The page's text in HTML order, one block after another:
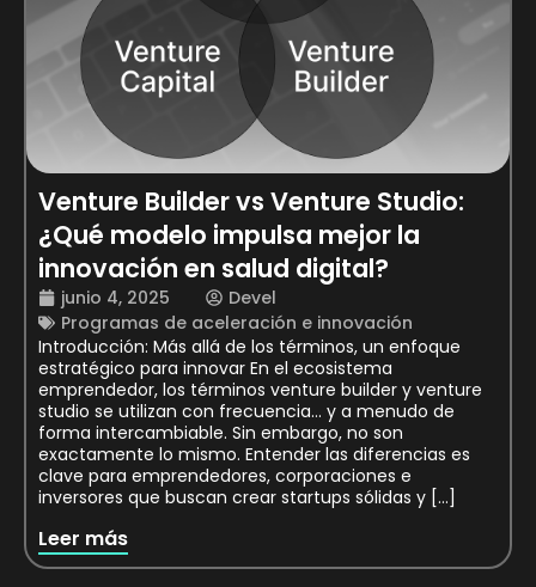
Venture Builder vs Venture Studio:
¿Qué modelo impulsa mejor la
innovación en salud digital?
junio 4, 2025
Devel
Programas de aceleración e innovación
Introducción: Más allá de los términos, un enfoque
estratégico para innovar En el ecosistema
emprendedor, los términos venture builder y venture
studio se utilizan con frecuencia… y a menudo de
forma intercambiable. Sin embargo, no son
exactamente lo mismo. Entender las diferencias es
clave para emprendedores, corporaciones e
inversores que buscan crear startups sólidas y […]
Leer más